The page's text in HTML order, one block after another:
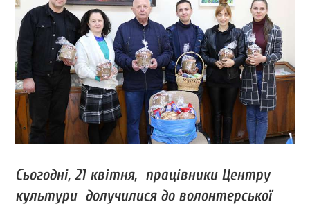
Сьогодні, 21 квітня, працівники Центру
культури долучилися до волонтерської